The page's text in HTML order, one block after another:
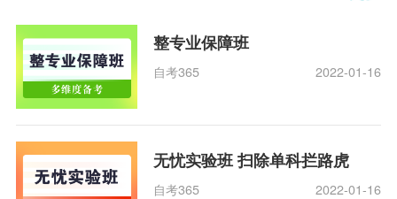
整专业保障班
自考365 2022-01-16
无忧实验班 扫除单科拦路虎
自考365 2022-01-16